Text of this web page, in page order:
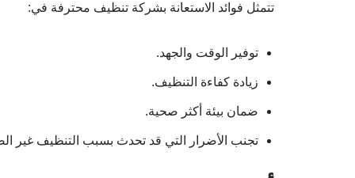
تتمثل فوائد الاستعانة بشركة تنظيف محترفة في:
توفير الوقت والجهد.
زيادة كفاءة التنظيف.
ضمان بيئة أكثر صحية.
تجنب الأضرار التي قد تحدث بسبب التنظيف غير